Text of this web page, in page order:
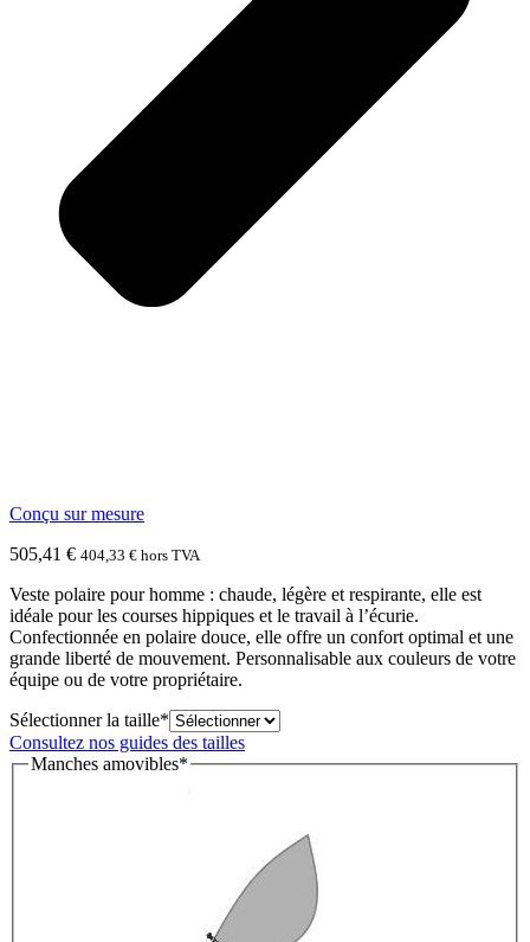
Conçu sur mesure
505,41 € 404,33 € hors TVA
Veste polaire pour homme : chaude, légère et respirante, elle est
idéale pour les courses hippiques et le travail à l’écurie.
Confectionnée en polaire douce, elle offre un confort optimal et une
grande liberté de mouvement. Personnalisable aux couleurs de votre
équipe ou de votre propriétaire.
Sélectionner la taille* (required)
Consultez nos guides des tailles
Manches amovibles*(required)